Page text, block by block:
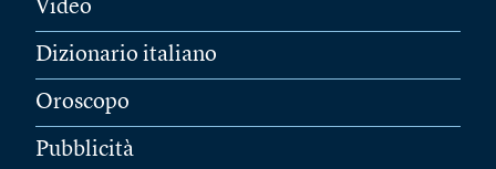
Video
Dizionario italiano
Oroscopo
Pubblicità